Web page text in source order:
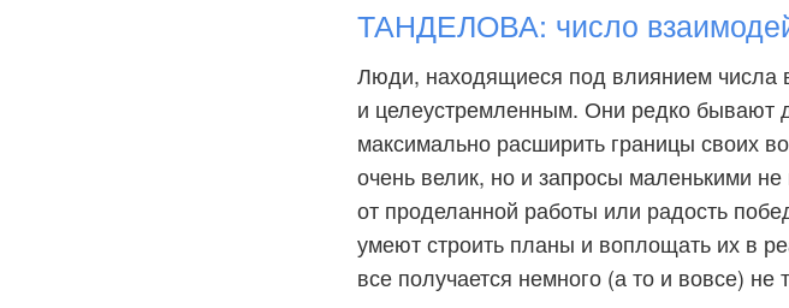
ТАНДЕЛОВА: число
Люди, находящиеся под влиянием числа
и целеустремленным. Они редко бывают
максимально расширить границы своих
очень велик, но и запросы маленькими
от проделанной работы или радость
умеют строить планы и воплощать их в
все получается немного (а то и вовсе) не